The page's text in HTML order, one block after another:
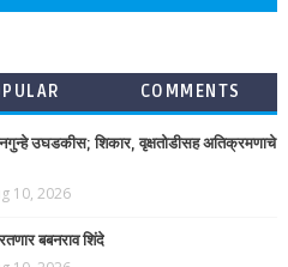
COMMENTS
उघडकीस; शिकार, वृक्षतोडीसह अतिक्रमणाचे
10, 2026
बबनराव शिंदे